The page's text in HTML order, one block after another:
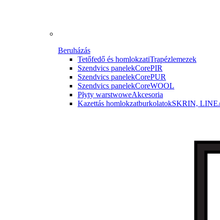
Beruházás
Tetőfedő és homlokzatiTrapézlemezek
Szendvics panelekCorePIR
Szendvics panelekCorePUR
Szendvics panelekCoreWOOL
Płyty warstwoweAkcesoria
Kazettás homlokzatburkolatokSKRIN,